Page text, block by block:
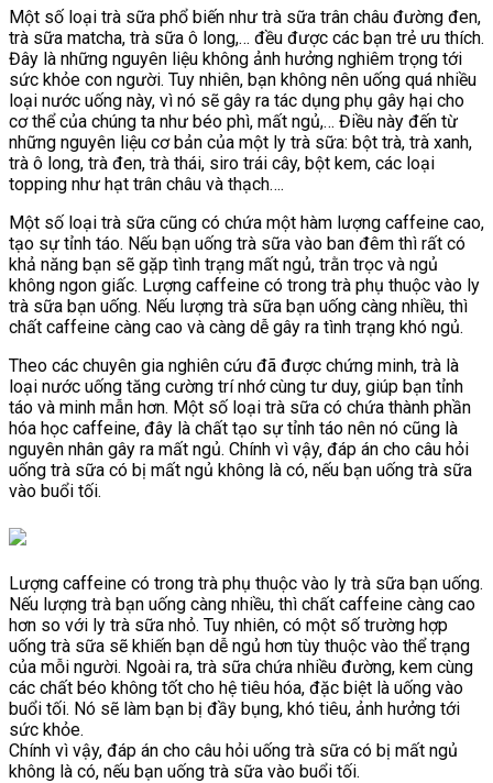
Một số loại trà sữa phổ biến như trà sữa trân châu đường đen,
trà sữa matcha, trà sữa ô long,… đều được các bạn trẻ ưu thích.
Đây là những nguyên liệu không ảnh hưởng nghiêm trọng tới
sức khỏe con người. Tuy nhiên, bạn không nên uống quá nhiều
loại nước uống này, vì nó sẽ gây ra tác dụng phụ gây hại cho
cơ thể của chúng ta như béo phì, mất ngủ,… Điều này đến từ
những nguyên liệu cơ bản của một ly trà sữa: bột trà, trà xanh,
trà ô long, trà đen, trà thái, siro trái cây, bột kem, các loại
topping như hạt trân châu và thạch….
Một số loại trà sữa cũng có chứa một hàm lượng caffeine cao,
tạo sự tỉnh táo. Nếu bạn uống trà sữa vào ban đêm thì rất có
khả năng bạn sẽ gặp tình trạng mất ngủ, trằn trọc và ngủ
không ngon giấc. Lượng caffeine có trong trà phụ thuộc vào ly
trà sữa bạn uống. Nếu lượng trà sữa bạn uống càng nhiều, thì
chất caffeine càng cao và càng dễ gây ra tình trạng khó ngủ.
Theo các chuyên gia nghiên cứu đã được chứng minh, trà là
loại nước uống tăng cường trí nhớ cùng tư duy, giúp bạn tỉnh
táo và minh mẫn hơn. Một số loại trà sữa có chứa thành phần
hóa học caffeine, đây là chất tạo sự tỉnh táo nên nó cũng là
nguyên nhân gây ra mất ngủ. Chính vì vậy, đáp án cho câu hỏi
uống trà sữa có bị mất ngủ không là có, nếu bạn uống trà sữa
vào buổi tối.
Lượng caffeine có trong trà phụ thuộc vào ly trà sữa bạn uống.
Nếu lượng trà bạn uống càng nhiều, thì chất caffeine càng cao
hơn so với ly trà sữa nhỏ. Tuy nhiên, có một số trường hợp
uống trà sữa sẽ khiến bạn dễ ngủ hơn tùy thuộc vào thể trạng
của mỗi người. Ngoài ra, trà sữa chứa nhiều đường, kem cùng
các chất béo không tốt cho hệ tiêu hóa, đặc biệt là uống vào
buổi tối. Nó sẽ làm bạn bị đầy bụng, khó tiêu, ảnh hưởng tới
sức khỏe.
Chính vì vậy, đáp án cho câu hỏi uống trà sữa có bị mất ngủ
không là có, nếu bạn uống trà sữa vào buổi tối.